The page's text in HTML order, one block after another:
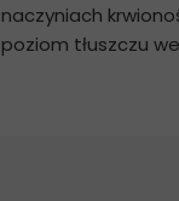
naczyniach
poziom tłuszczu